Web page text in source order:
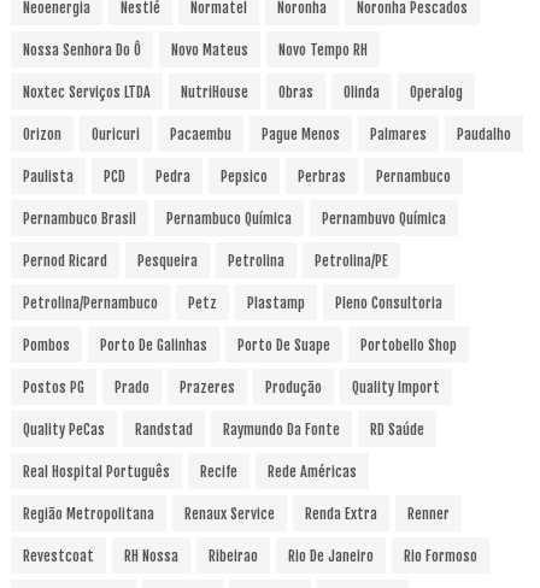
Neoenergia Nestlé Normatel Noronha Noronha Pescados
Nossa Senhora Do Ô Novo Mateus Novo Tempo RH
Noxtec Serviços LTDA NutriHouse Obras Olinda Operalog
Orizon Ouricuri Pacaembu Pague Menos Palmares Paudalho
Paulista PCD Pedra Pepsico Perbras Pernambuco
Pernambuco Brasil Pernambuco Química Pernambuvo Química
Pernod Ricard Pesqueira Petrolina Petrolina/PE
Petrolina/Pernambuco Petz Plastamp Pleno Consultoria
Pombos Porto De Galinhas Porto De Suape Portobello Shop
Postos PG Prado Prazeres Produção Quality Import
Quality PeCas Randstad Raymundo Da Fonte RD Saúde
Real Hospital Português Recife Rede Américas
Região Metropolitana Renaux Service Renda Extra Renner
Revestcoat RH Nossa Ribeirao Rio De Janeiro Rio Formoso